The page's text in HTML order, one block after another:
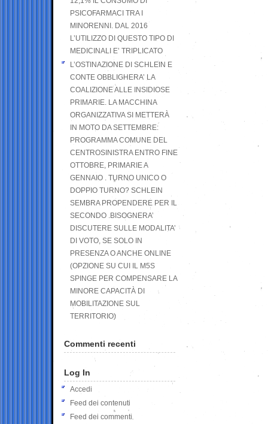
PSICOFARMACI TRA I
MINORENNI. DAL 2016
L’UTILIZZO DI QUESTO TIPO DI
MEDICINALI E’ TRIPLICATO
L’OSTINAZIONE DI SCHLEIN E
CONTE OBBLIGHERA’ LA
COALIZIONE ALLE INSIDIOSE
PRIMARIE. LA MACCHINA
ORGANIZZATIVA SI METTERÀ
IN MOTO DA SETTEMBRE:
PROGRAMMA COMUNE DEL
CENTROSINISTRA ENTRO FINE
OTTOBRE, PRIMARIE A
GENNAIO . TURNO UNICO O
DOPPIO TURNO? SCHLEIN
SEMBRA PROPENDERE PER IL
SECONDO .BISOGNERA’
DISCUTERE SULLE MODALITA’
DI VOTO, SE SOLO IN
PRESENZA O ANCHE ONLINE
(OPZIONE SU CUI IL M5S
SPINGE PER COMPENSARE LA
MINORE CAPACITÀ DI
MOBILITAZIONE SUL
TERRITORIO)
Commenti recenti
Log In
Accedi
Feed dei contenuti
Feed dei commenti